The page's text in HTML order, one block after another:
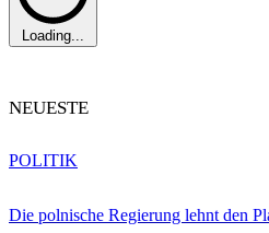
Loading...
NEUESTE
Die polnische Regierung lehnt den
POLITIK